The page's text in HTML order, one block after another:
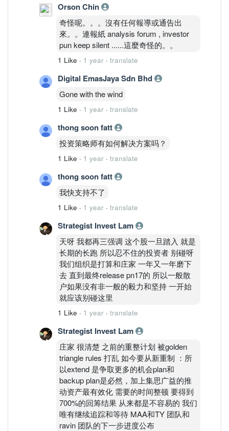
Orson Chin
奇怪呢。。。沒有任何報導或通告出
來。。連報紙 analysis forum , investor
pun keep silent ......這麼奇怪的。。
1 Like · 1 year · translate
Digital EmasJaya Sdn Bhd
Gone with the wind
1 Like · 1 year · translate
thong soon fatt
投资策略师有如何解决方案吗？
1 Like · 1 year · translate
thong soon fatt
我快支持不了
1 Like · 1 year · translate
Strategist Invest Lam
天呀 我都再三强调 这个股一旦踏入 就是
长期的长跑 所以忍不住的投资者 别碰呀
我们组织是打算和庄家 一年又一年磨下
去 直到最终release pn17的 所以一般散
户如果没有非一般的毅力和坚持 一开始
就应该别碰这里
1 Like · 1 year · translate
Strategist Invest Lam
庄家 很清楚 之前的重整计划 被golden
triangle rules 打乱 如今要从新重制 ：所
以extend 是争取更多的机会plan和
backup plan是必然，加上集思广益的推
动资产最有效化 需要的时间整顿 要得到
700%的回筹结果 从来都是不容易的 我们
唯有继续追踪和等待 MAA和TY 团队和
ravin 团队的下一步进度公布